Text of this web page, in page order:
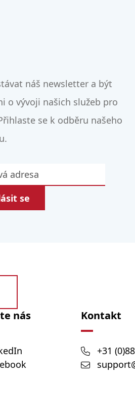
náš newsletter a být
o vývoji našich služeb pro
se k odběru našeho
se
nás Kontakt
+31